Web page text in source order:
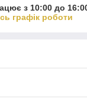
з 10:00 до
графік роботи